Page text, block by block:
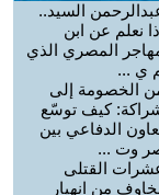
السيد..
نعلم عن ابن
المصري الذي
ي ...
الخصومة إلى
كيف توسّع
الدفاعي بين
وت ...
القتلى
من انهيار